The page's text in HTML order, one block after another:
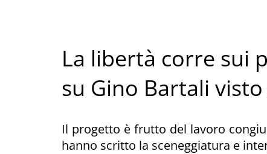
La libertà corre sui
su Gino Bartali
Il progetto è frutto del lavoro
hanno scritto la sceneggiatura e